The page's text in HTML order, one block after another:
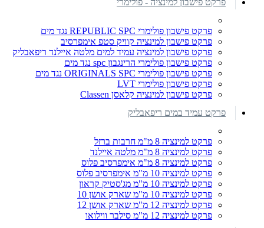
פרקט פישבון למינציה - פולימרי
פרקט פישבון פולימרי REPUBLIC SPC נגד מים
פרקט פישבון למינציה קוויק סטפ אימפרסיב
פרקט פישבון למינציה עמיד למים מלטה איילנד ריפאבליק
פרקט פישבון פולימרי הרינגבון spc נגד מים
פרקט פישבון פולימרי ORIGINALS SPC נגד מים
פרקט פישבון פולימרי LVT
פרקט פישבון למינציה קלאסן Classen
פרקט עמיד במים ריפאבליק
פרקט למינציה 8 מ"מ חרבות ברזל
פרקט למינציה 8 מ"מ מלטה איילנד
פרקט למינציה 8 מ"מ אימפרסיב פלוס
פרקט למינציה 10 מ"מ אימפרסיב פלוס
פרקט למינציה 10 מ"מ מג'סטיק קראון
פרקט למינציה 10 מ"מ שארק אושן 10
פרקט למינציה 12 מ"מ שארק אושן 12
פרקט למינציה 12 מ"מ סילבר ווילואו